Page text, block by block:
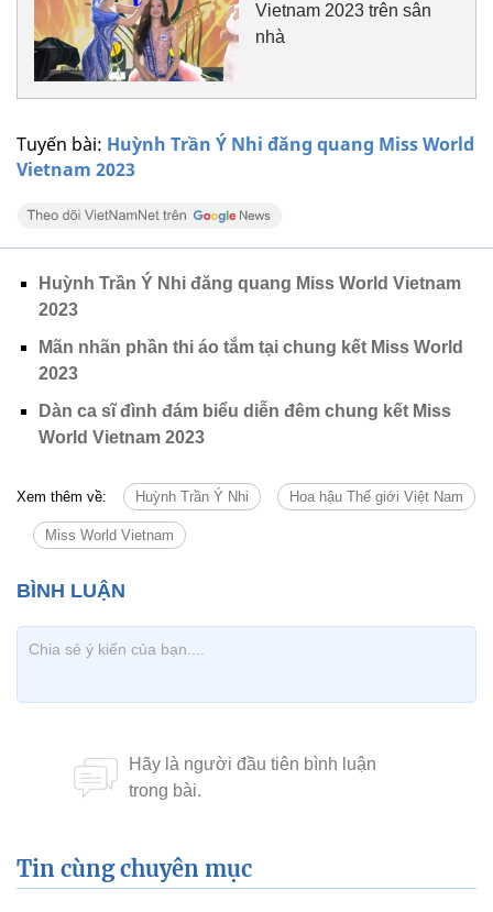
Tuyến bài: Huỳnh Trần Ý Nhi đăng quang Miss World
Vietnam 2023
Vietnam 2023 trên sân
nhà
Huỳnh Trần Ý Nhi đăng quang Miss World Vietnam
2023
Mãn nhãn phần thi áo tắm tại chung kết Miss World
2023
Dàn ca sĩ đình đám biểu diễn đêm chung kết Miss
World Vietnam 2023
Xem thêm về: Huỳnh Trần Ý Nhi Hoa hậu Thế giới Việt Nam
Miss World Vietnam
Tin cùng chuyên mục